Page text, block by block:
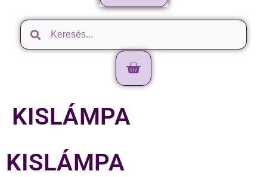
KISLÁMPA
KISLÁMPA